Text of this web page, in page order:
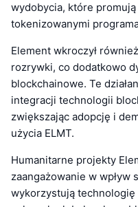
wydobycia, które
tokenizowanymi
Element wkroczył
rozrywki, co dodatkowo
blockchainowe. Te
integracji technologii
zwiększając adopcję i
użycia ELMT.
Humanitarne projekty
zaangażowanie w wpływ
wykorzystują